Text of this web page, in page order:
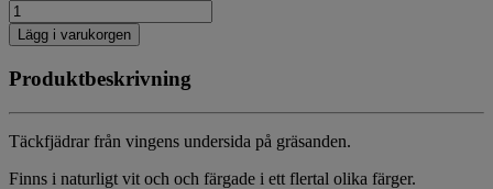
Lägg i varukorgen
Produktbeskrivning
Täckfjädrar från vingens undersida på gräsanden.
Finns i naturligt vit och och färgade i ett flertal olika färger.